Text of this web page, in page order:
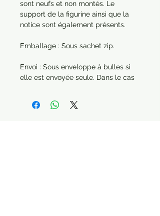
sont neufs et non montés. Le
support de la figurine ainsi que la
notice sont également présents.
Emballage : Sous sachet zip.
Envoi : Sous enveloppe à bulles si
elle est envoyée seule. Dans le cas
protégé séparément.